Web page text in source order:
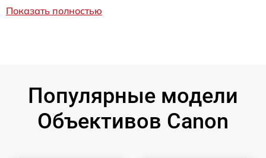
Показать полностью
Популярные модели
Объективов Canon